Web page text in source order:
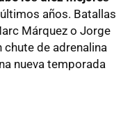
años. Batallas
Márquez o Jorge
de adrenalina
nueva temporada